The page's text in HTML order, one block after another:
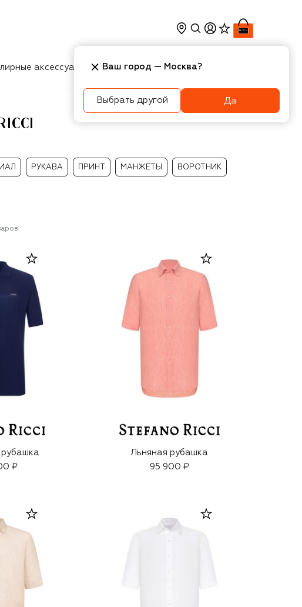
аксессуары Косметика Интерьер
РУКАВА ПРИНТ МАНЖЕТЫ ВОРОТНИК
₽
Льняная рубашка
95 900 ₽
Ваш город — Москва?
Выбрать другой Да